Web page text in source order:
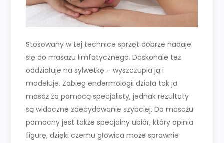
Stosowany w tej technice sprzęt dobrze nadaje
się do masażu limfatycznego. Doskonale też
oddziałuje na sylwetkę – wyszczupla ją i
modeluje. Zabieg endermologii działa tak ja
masaż za pomocą specjalisty, jednak rezultaty
są widoczne zdecydowanie szybciej. Do masażu
pomocny jest także specjalny ubiór, który opinia
figurę, dzięki czemu głowica może sprawnie